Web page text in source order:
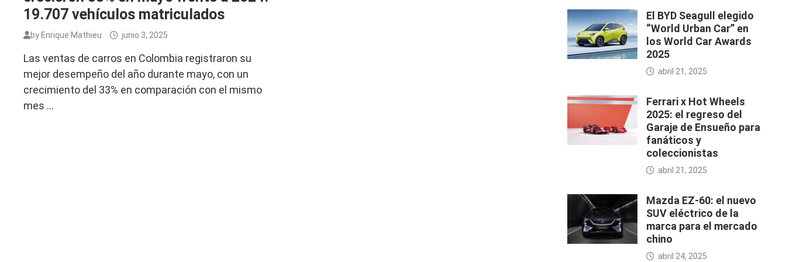
19.707 vehículos matriculados
by Enrique Mathieu junio 3, 2025
Las ventas de carros en Colombia registraron su
mejor desempeño del año durante mayo, con un
crecimiento del 33% en comparación con el mismo
mes …
El BYD Seagull elegido
“World Urban Car” en
los World Car Awards
2025
abril 21, 2025
Ferrari x Hot Wheels
2025: el regreso del
Garaje de Ensueño para
fanáticos y
coleccionistas
abril 21, 2025
Mazda EZ-60: el nuevo
SUV eléctrico de la
marca para el mercado
chino
abril 24, 2025